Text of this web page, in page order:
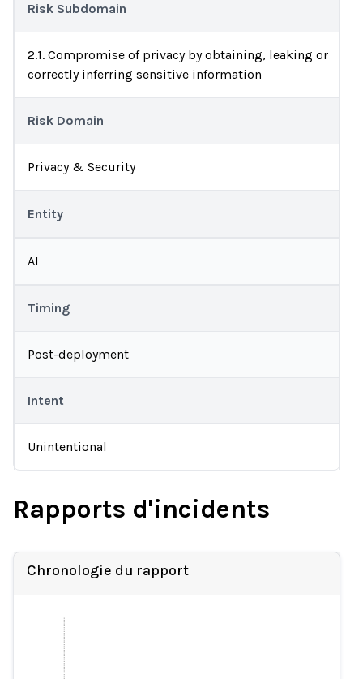
Risk Subdomain
2.1. Compromise of privacy by obtaining, leaking or
correctly inferring sensitive information
Risk Domain
Privacy & Security
Entity
AI
Timing
Post-deployment
Intent
Unintentional
Rapports d'incidents
Chronologie du rapport